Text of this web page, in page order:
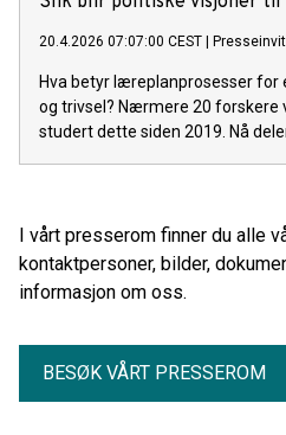
20.4.2026 07:07:00 CEST
Hva betyr læreplanprosesser
og trivsel? Nærmere 20 forskere
studert dette siden 2019. Nå
I vårt presserom finner du alle
kontaktpersoner, bilder,
informasjon om oss.
BESØK VÅRT PRESSEROM